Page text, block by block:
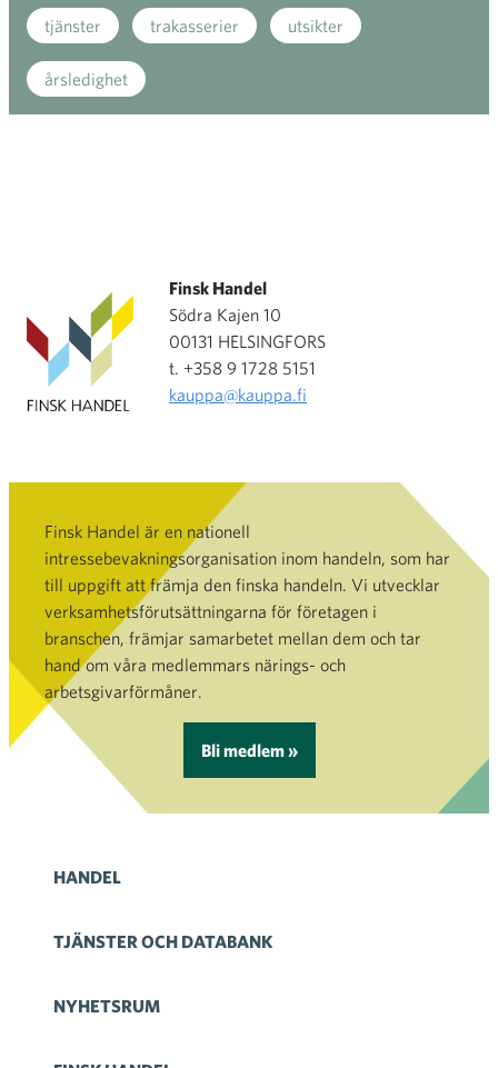
tjänster trakasserier utsikter
årsledighet
Finsk Handel
Södra Kajen 10
00131 HELSINGFORS
t. +358 9 1728 5151
kauppa@kauppa.fi
Finsk Handel är en nationell
intressebevakningsorganisation inom handeln, som har
till uppgift att främja den finska handeln. Vi utvecklar
verksamhetsförutsättningarna för företagen i
branschen, främjar samarbetet mellan dem och tar
hand om våra medlemmars närings- och
arbetsgivarförmåner.
Bli medlem »
HANDEL
TJÄNSTER OCH DATABANK
NYHETSRUM